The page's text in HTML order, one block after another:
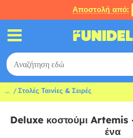
Αποστολή από:
... Στολές Ταινίες & Σειρές
Deluxe κοστούμι Artemis
ένα